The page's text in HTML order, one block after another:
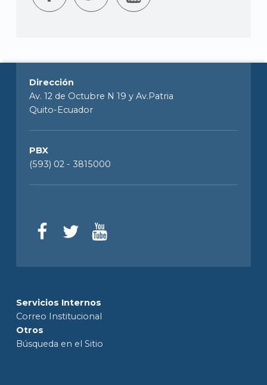
Dirección
Av. 12 de Octubre N 19 y Av.Patria
Quito-Ecuador
PBX
(593) 02 - 3815000
Servicios Internos
Correo Institucional
Otros
Búsqueda en el Sitio